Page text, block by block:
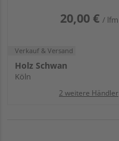
20,00 € / lfm
Verkauf & Versand
Holz Schwan
Köln
2 weitere Händler